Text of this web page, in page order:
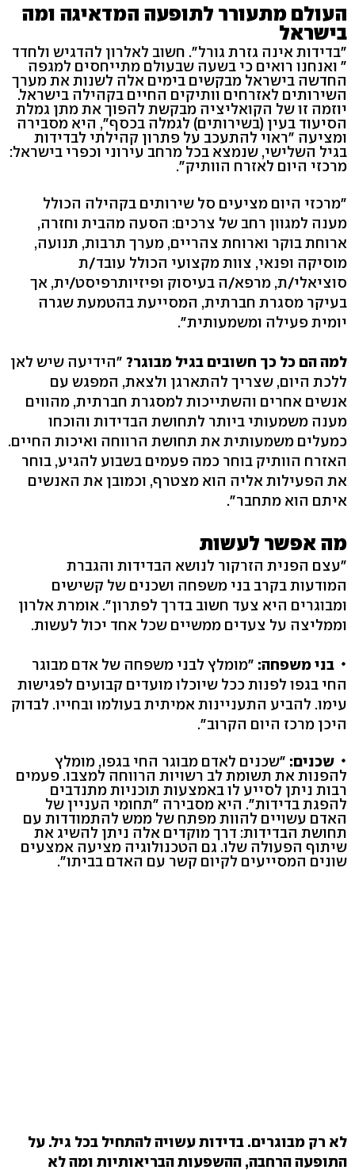
העולם מתעורר לתופעה המדאיגה ומה
בישראל
"בדידות אינה גזרת גורל". חשוב לאלרון להדגיש ולחדד
" ואנחנו רואים כי בשעה שבעולם מתייחסים למגפה
החדשה בישראל מבקשים בימים אלה לשנות את מערך
השירותים לאזרחים וותיקים החיים בקהילה בישראל.
יוזמה זו של הקואליציה מבקשת להפוך את מתן גמלת
הסיעוד בעין (בשירותים) לגמלה בכסף", היא מסבירה
ומציעה "ראוי להתעכב על פתרון קהילתי לבדידות
בגיל השלישי, שנמצא בכל מרחב עירוני וכפרי בישראל:
מרכזי היום לאזרח הוותיק".
"מרכזי היום מציעים סל שירותים בקהילה הכולל
מענה למגוון רחב של צרכים: הסעה מהבית וחזרה,
ארוחת בוקר וארוחת צהריים, מערך תרבות, תנועה,
מוסיקה ופנאי, צוות מקצועי הכולל עובד/ת
סוציאלי/ת, מרפא/ה בעיסוק ופיזיותרפיסט/ית, אך
בעיקר מסגרת חברתית, המסייעת בהטמעת שגרה
יומית פעילה ומשמעותית".
למה הם כל כך חשובים בגיל מבוגר? "הידיעה שיש לאן
ללכת היום, שצריך להתארגן ולצאת, המפגש עם
אנשים אחרים והשתייכות למסגרת חברתית, מהווים
מענה משמעותי ביותר לתחושת הבדידות והוכחו
כמעלים משמעותית את תחושת הרווחה ואיכות החיים.
האזרח הוותיק בוחר כמה פעמים בשבוע להגיע, בוחר
את הפעילות אליה הוא מצטרף, וכמובן את האנשים
איתם הוא מתחבר".
מה אפשר לעשות
"עצם הפנית הזרקור לנושא הבדידות והגברת
המודעות בקרב בני משפחה ושכנים של קשישים
ומבוגרים היא צעד חשוב בדרך לפתרון". אומרת אלרון
וממליצה על צעדים ממשיים שכל אחד יכול לעשות.
בני משפחה: "מומלץ לבני משפחה של אדם מבוגר
החי בגפו לפנות ככל שיוכלו מועדים קבועים לפגישות
עימו. להביע התעניינות אמיתית בעולמו ובחייו. לבדוק
היכן מרכז היום הקרוב".
שכנים: "שכנים לאדם מבוגר החי בגפו, מומלץ
להפנות את תשומת לב רשויות הרווחה למצבו. פעמים
רבות ניתן לסייע לו באמצעות תוכניות מתנדבים
להפגת בדידות". היא מסבירה "תחומי העניין של
האדם עשויים להוות מפתח של ממש להתמודדות עם
תחושת הבדידות: דרך מוקדים אלה ניתן להשיג את
שיתוף הפעולה שלו. גם הטכנולוגיה מציעה אמצעים
שונים המסייעים לקיום קשר עם האדם בביתו".
לא רק מבוגרים. בדידות עשויה להתחיל בכל גיל. על
התופעה הרחבה, ההשפעות הבריאותיות ומה לא